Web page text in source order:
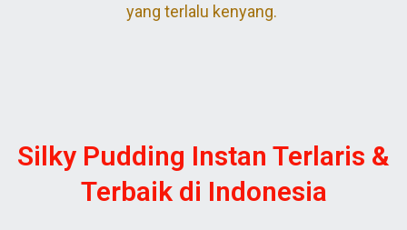
yang terlalu kenyang.
Silky Pudding Instan Terlaris &
Terbaik di Indonesia